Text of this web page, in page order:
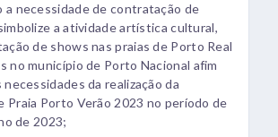
a necessidade de contratação de
a atividade artística cultural,
de shows nas praias de Porto Real
no município de Porto Nacional afim
da realização da
Praia Porto Verão 2023 no período de
de 2023;